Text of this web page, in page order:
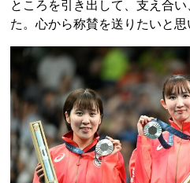
ところを引き出して、支え合
た。心から称賛を送りたいと思